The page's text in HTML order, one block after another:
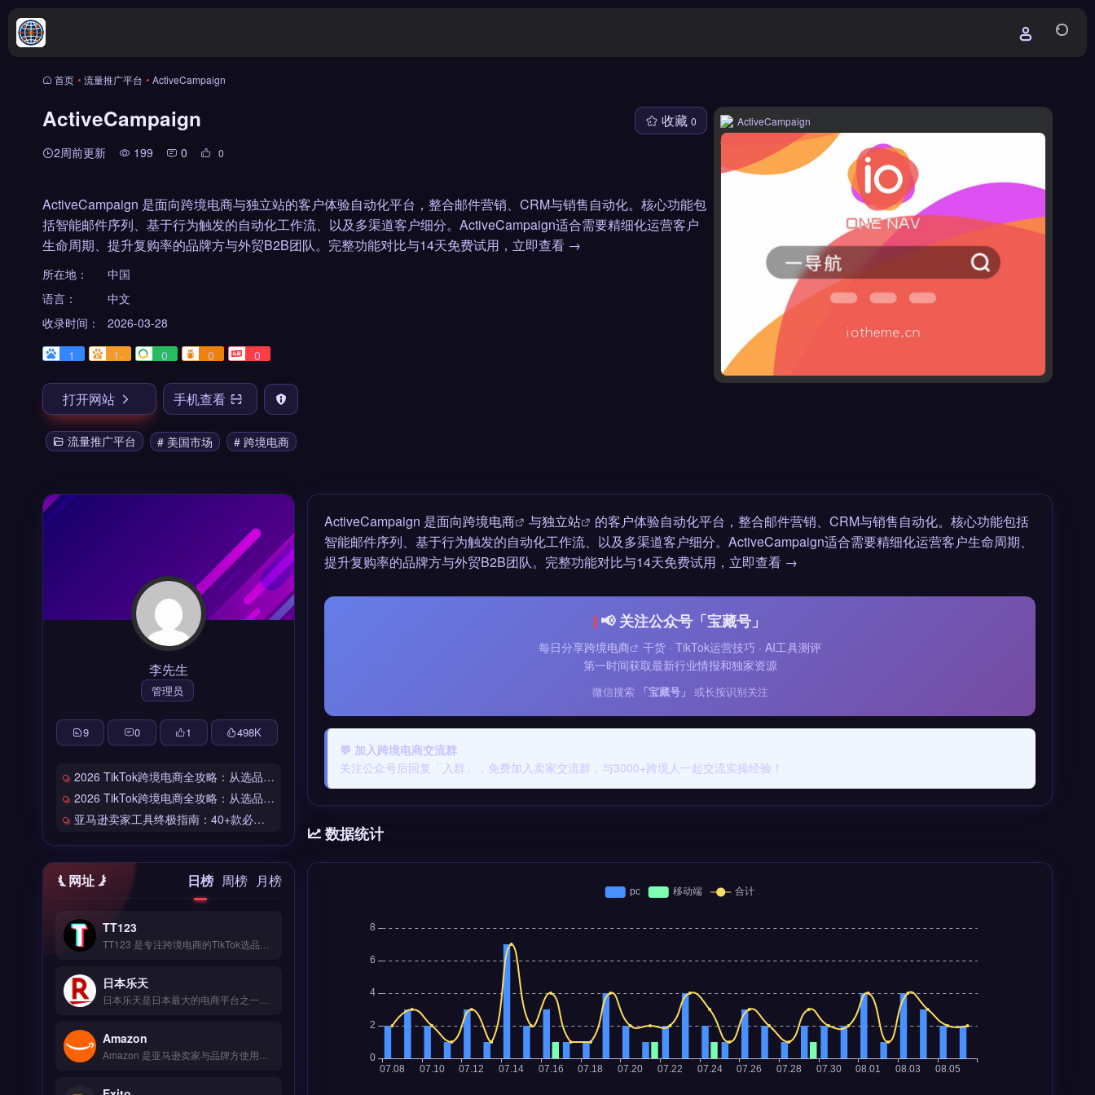
首页 • 流量推广平台 • ActiveCampaign
ActiveCampaign
2周前更新 199 0 0
收藏 0
ActiveCampaign 是面向跨境电商与独立站的客户体验自动化平台，整合邮件营销、CRM与销售自动化。核心功能包
括智能邮件序列、基于行为触发的自动化工作流、以及多渠道客户细分。ActiveCampaign适合需要精细化运营客户
生命周期、提升复购率的品牌方与外贸B2B团队。完整功能对比与14天免费试用，立即查看 →
所在地：
中国
语言：
中文
收录时间：
2026-03-28
1
1- 0 0 0
打开网站 手机查看
流量推广平台 # 美国市场 # 跨境电商
ActiveCampaign
ActiveCampaign 是面向跨境电商 与独立站
的客户体验自动化平台，整合邮件营销、CRM与销售自动化。核心功能包括
智能邮件序列、基于行为触发的自动化工作流、以及多渠道客户细分。ActiveCampaign适合需要精细化运营客户生命周期、
提升复购率的品牌方与外贸B2B团队。完整功能对比与14天免费试用，立即查看 →
📢 关注公众号「宝藏号」
每日分享跨境电商
干货 · TikTok运营技巧 · AI工具测评
第一时间获取最新行业情报和独家资源
微信搜索 「宝藏号」 或长按识别关注
💬 加入跨境电商交流群
关注公众号后回复「入群」，免费加入卖家交流群，与3000+跨境人一起交流实操经验！
数据统计
李先生
管理员
9 0 1 498K
2026 TikTok跨境电商全攻略：从选品到爆单的完整工具链
2026 TikTok跨境电商全攻略：从选品到爆单的完整工具链
亚马逊卖家工具终极指南：40+款必备工具全链路解析
网址 日榜 周榜 月榜
TT123
日本乐天
Amazon